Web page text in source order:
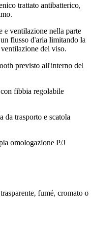
trattato antibatterico,
e ventilazione nella parte
flusso d'aria limitando la
del viso.
previsto all'interno del
fibbia regolabile
da trasporto e scatola
omologazione P/J
fumé, cromato o